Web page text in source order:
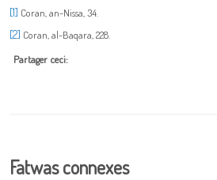
[1] Coran, an-Nissa, 34.
[2] Coran, al-Baqara, 228.
Partager ceci:
Fatwas connexes